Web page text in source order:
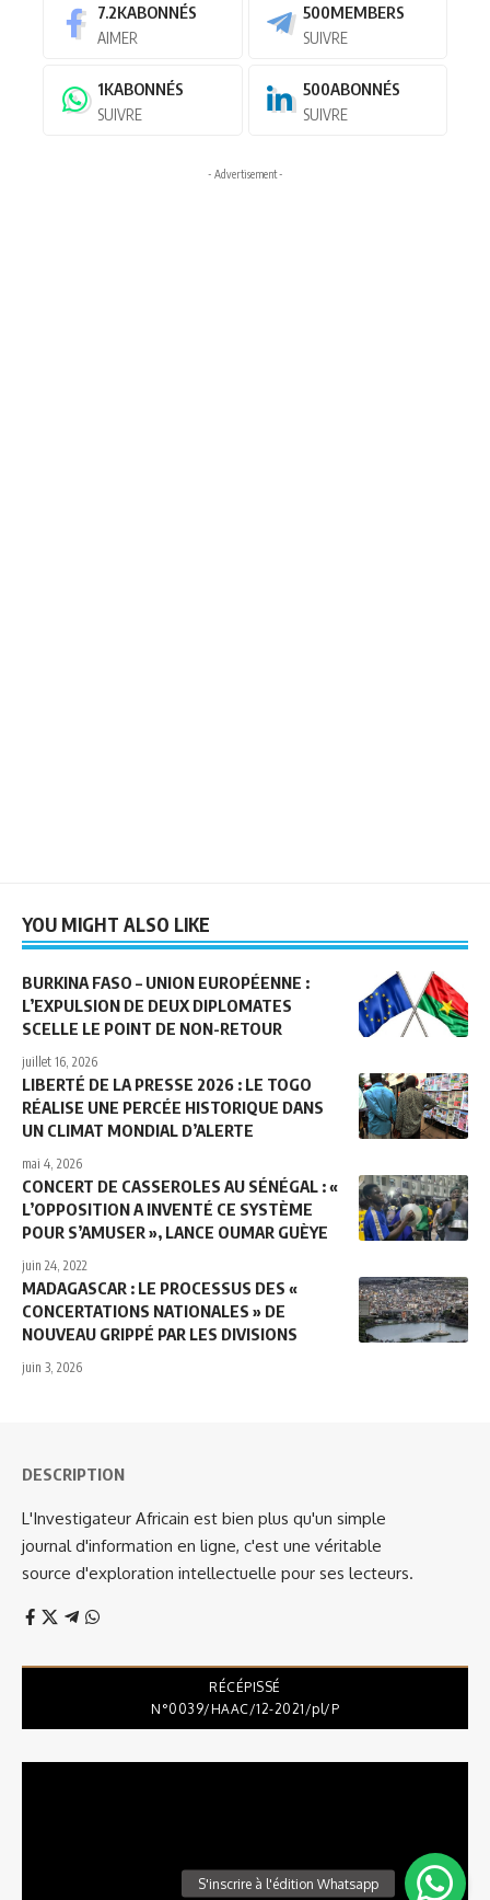
7.2KABONNÉS
AIMER
500MEMBERS
SUIVRE
1KABONNÉS
SUIVRE
500ABONNÉS
SUIVRE
- Advertisement -
YOU MIGHT ALSO LIKE
BURKINA FASO – UNION EUROPÉENNE :
L’EXPULSION DE DEUX DIPLOMATES
SCELLE LE POINT DE NON-RETOUR
juillet 16, 2026
LIBERTÉ DE LA PRESSE 2026 : LE TOGO
RÉALISE UNE PERCÉE HISTORIQUE DANS
UN CLIMAT MONDIAL D’ALERTE
mai 4, 2026
CONCERT DE CASSEROLES AU SÉNÉGAL : «
L’OPPOSITION A INVENTÉ CE SYSTÈME
POUR S’AMUSER », LANCE OUMAR GUÈYE
juin 24, 2022
MADAGASCAR : LE PROCESSUS DES «
CONCERTATIONS NATIONALES » DE
NOUVEAU GRIPPÉ PAR LES DIVISIONS
juin 3, 2026
DESCRIPTION
L'Investigateur Africain est bien plus qu'un simple
journal d'information en ligne, c'est une véritable
source d'exploration intellectuelle pour ses lecteurs.
RÉCÉPISSÉ
N°0039/HAAC/12-2021/pl/P